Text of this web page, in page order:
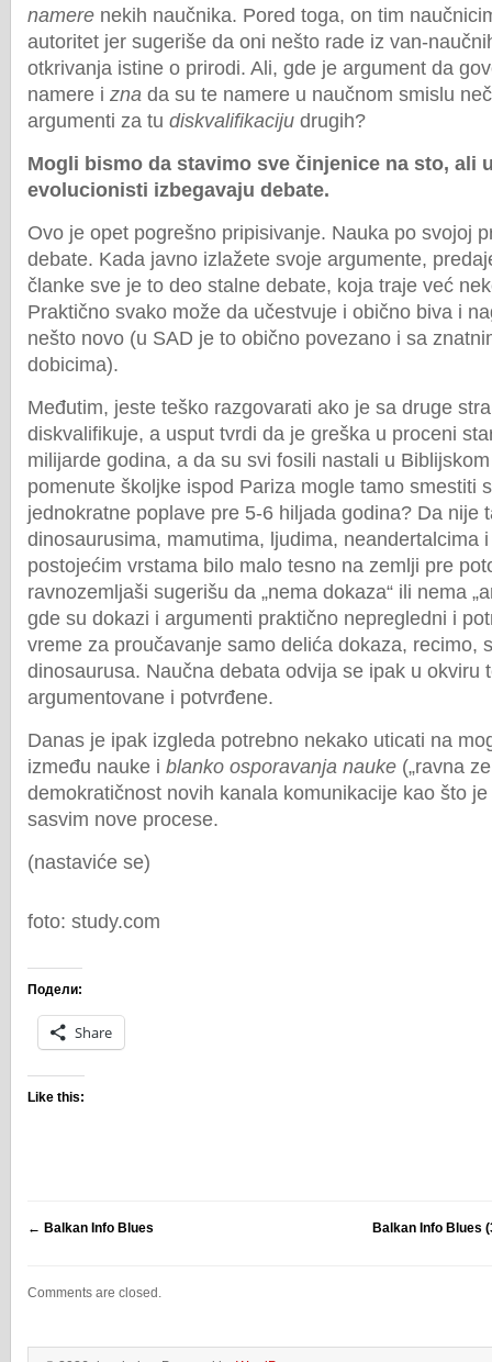
namere nekih naučnika. Pored toga, on tim
autoritet jer sugeriše da oni nešto rade iz van-
otkrivanja istine o prirodi. Ali, gde je argument da
namere i zna da su te namere u naučnom smislu
argumenti za tu diskvalifikaciju drugih?
Mogli bismo da stavimo sve činjenice na sto, ali
evolucionisti izbegavaju debate.
Ovo je opet pogrešno pripisivanje. Nauka po svojoj
debate. Kada javno izlažete svoje argumente,
članke sve je to deo stalne debate, koja traje već
Praktično svako može da učestvuje i obično biva i
nešto novo (u SAD je to obično povezano i sa
dobicima).
Međutim, jeste teško razgovarati ako je sa druge
diskvalifikuje, a usput tvrdi da je greška u proceni
milijarde godina, a da su svi fosili nastali u
pomenute školjke ispod Pariza mogle tamo smestiti
jednokratne poplave pre 5-6 hiljada godina? Da nije
dinosaurusima, mamutima, ljudima, neandertalcima
postojećim vrstama bilo malo tesno na zemlji pre
ravnozemljaši sugerišu da „nema dokaza“ ili nema
gde su dokazi i argumenti praktično nepregledni i
vreme za proučavanje samo delića dokaza, recimo,
dinosaurusa. Naučna debata odvija se ipak u okviru
argumentovane i potvrđene.
Danas je ipak izgleda potrebno nekako uticati na
između nauke i blanko osporavanja nauke („ravna
demokratičnost novih kanala komunikacije kao što je
sasvim nove procese.
(nastaviće se)
foto: study.com
Подели:
Share
Like this:
← Balkan Info Blues Balkan Info Blues
Comments are closed.